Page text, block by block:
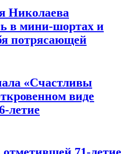
Николаева
в мини-шортах и
потрясающей
«Счастливы
виде
летие